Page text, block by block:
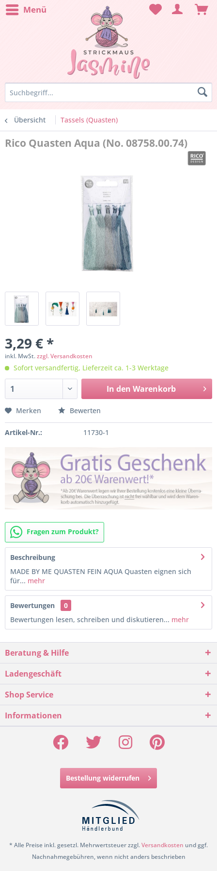
Menü
Übersicht Tassels (Quasten)
Rico Quasten Aqua (No. 08758.00.74)
3,29 € *
inkl. MwSt.zzgl. Versandkosten
Sofort versandfertig, Lieferzeit ca. 1-3 Werktage
In den Warenkorb
Merken Bewerten
Artikel-Nr.: 11730-1
Fragen zum Produkt?
Beschreibung
MADE BY ME QUASTEN FEIN AQUA Quasten eignen sich
für... mehr
Bewertungen
0
Bewertungen lesen, schreiben und diskutieren... mehr
Beratung & Hilfe
Ladengeschäft
Shop Service
Informationen
Bestellung widerrufen
* Alle Preise inkl. gesetzl. Mehrwertsteuer zzgl.Versandkosten und ggf.
Nachnahmegebühren, wenn nicht anders beschrieben